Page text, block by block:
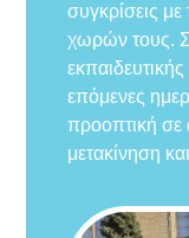
συγκρίσεις
χωρών τους.
επόμενες
προοπτική σε
μετακίνηση